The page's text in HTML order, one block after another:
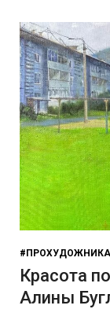
#ПРОХУДОЖНИКА
Красота
Алины